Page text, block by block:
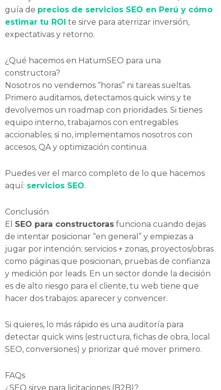
guía de precios de servicios SEO en Perú y cómo
estimar tu ROI te sirve para aterrizar inversión,
expectativas y retorno.
¿Qué hacemos en HatumSEO para una
constructora?
Nosotros no vendemos “horas” ni tareas sueltas.
Primero auditamos, detectamos quick wins y te
devolvemos un roadmap con prioridades. Si tienes
equipo interno, trabajamos con entregables
accionables; si no, implementamos nosotros con
accesos, QA y optimización continua.
Puedes ver el marco completo de lo que hacemos
aquí: servicios SEO.
Conclusión
El SEO para constructoras funciona cuando dejas
de intentar posicionar “en general” y empiezas a
jugar por intención: servicios + zonas, proyectos/obras
como páginas que posicionan, pruebas de confianza
y medición por leads. En un sector donde la decisión
es de alto riesgo para el cliente, tu web tiene que
hacer dos trabajos: aparecer y convencer.
Si quieres, lo más rápido es una auditoría para
detectar quick wins (estructura, fichas de obra, local
SEO, conversiones) y priorizar qué mover primero.
FAQs
¿SEO sirve para licitaciones (B2B)?